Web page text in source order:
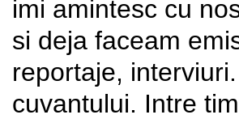
imi amintesc cu
si deja faceam
reportaje,
cuvantului. Intre